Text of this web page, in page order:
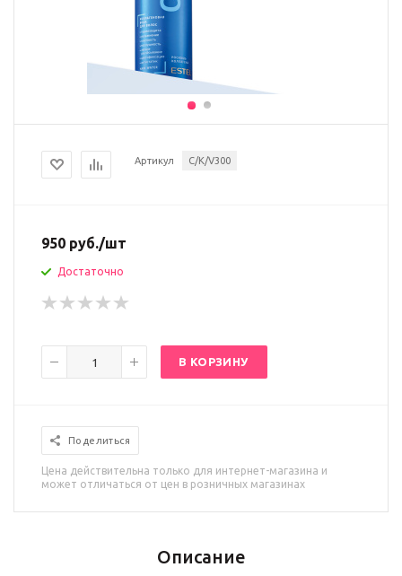
Артикул C/K/V300
950 руб./шт
Достаточно
В КОРЗИНУ
Поделиться
Цена действительна только для интернет-магазина и
может отличаться от цен в розничных магазинах
Описание